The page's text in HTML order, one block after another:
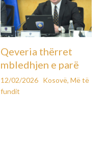
Qeveria thërret
mbledhjen e parë
12/02/2026 Kosovë, Më të
fundit